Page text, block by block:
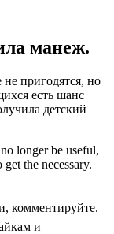
манеж.
пригодятся, но
есть шанс
детский
longer be useful,
the necessary.
комментируйте.
и